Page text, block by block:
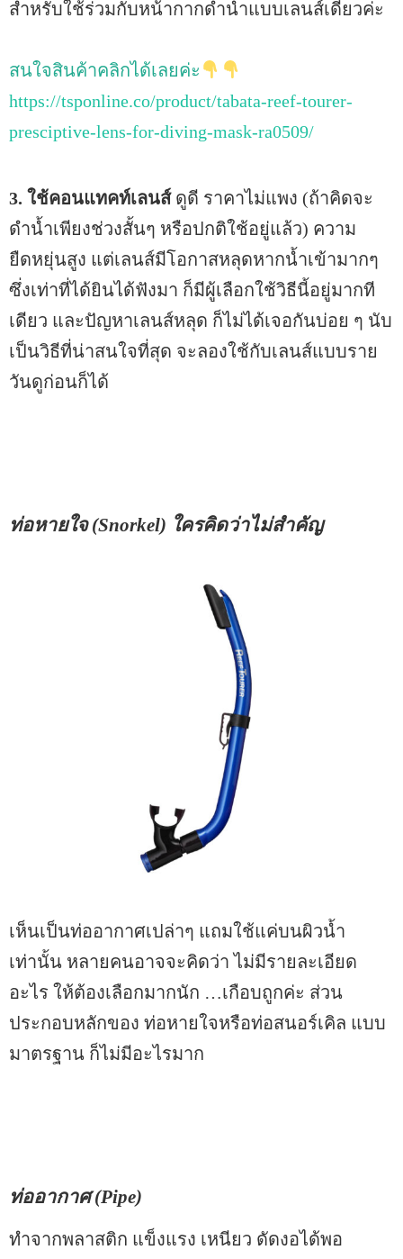
สำหรับใช้ร่วมกับหน้ากากดำน้ำแบบเลนส์เดี่ยวค่ะ
สนใจสินค้าคลิกได้เลยค่ะ
https://tsponline.co/product/tabata-reef-tourer-
presciptive-lens-for-diving-mask-ra0509/
3. ใช้คอนแทคท์เลนส์ดูดี ราคาไม่แพง (ถ้าคิดจะ
ดำน้ำเพียงช่วงสั้นๆ หรือปกติใช้อยู่แล้ว) ความ
ยืดหยุ่นสูง แต่เลนส์มีโอกาสหลุดหากน้ำเข้ามากๆ
ซึ่งเท่าที่ได้ยินได้ฟังมา ก็มีผู้เลือกใช้วิธีนี้อยู่มากที
เดียว และปัญหาเลนส์หลุด ก็ไม่ได้เจอกันบ่อย ๆ นับ
เป็นวิธีที่น่าสนใจที่สุด จะลองใช้กับเลนส์แบบราย
วันดูก่อนก็ได้
ท่อหายใจ (Snorkel) ใครคิดว่าไม่สำคัญ
เห็นเป็นท่ออากาศเปล่าๆ แถมใช้แค่บนผิวน้ำ
เท่านั้น หลายคนอาจจะคิดว่า ไม่มีรายละเอียด
อะไร ให้ต้องเลือกมากนัก …เกือบถูกค่ะ ส่วน
ประกอบหลักของ ท่อหายใจหรือท่อสนอร์เคิล แบบ
มาตรฐาน ก็ไม่มีอะไรมาก
ท่ออากาศ (Pipe)
ทำจากพลาสติก แข็งแรง เหนียว ดัดงอได้พอ